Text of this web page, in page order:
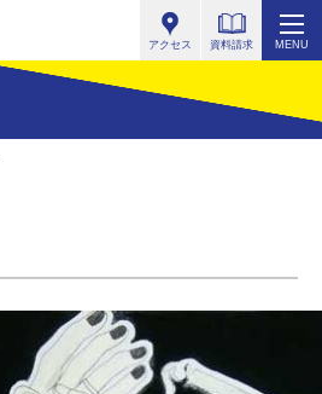
アクセス 資料請求 MENU